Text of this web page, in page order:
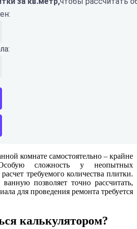
комнате самостоятельно – крайне
сложность у неопытных
требуемого количества плитки.
позволяет точно рассчитать,
для проведения ремонта требуется
калькулятором?